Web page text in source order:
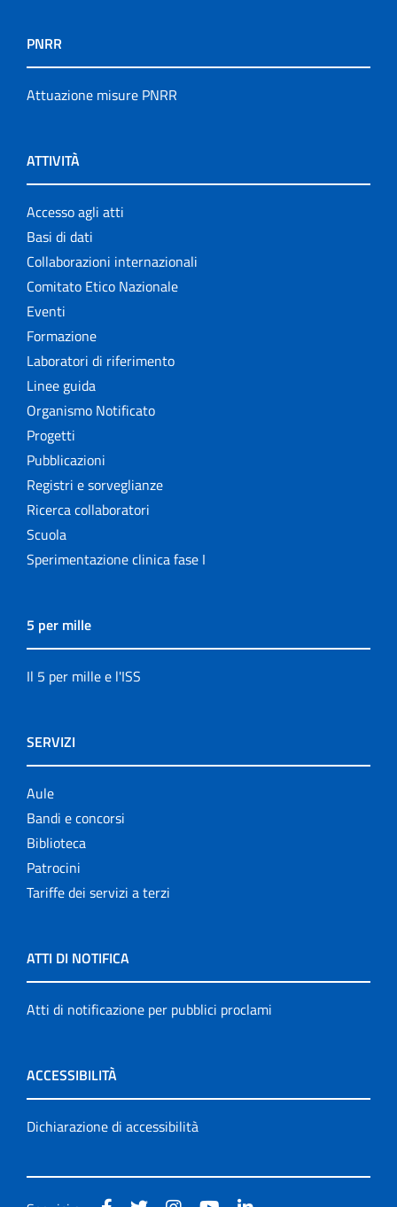
PNRR
Attuazione misure PNRR
ATTIVITÀ
Accesso agli atti
Basi di dati
Collaborazioni internazionali
Comitato Etico Nazionale
Eventi
Formazione
Laboratori di riferimento
Linee guida
Organismo Notificato
Progetti
Pubblicazioni
Registri e sorveglianze
Ricerca collaboratori
Scuola
Sperimentazione clinica fase I
5 per mille
Il 5 per mille e l'ISS
SERVIZI
Aule
Bandi e concorsi
Biblioteca
Patrocini
Tariffe dei servizi a terzi
ATTI DI NOTIFICA
Atti di notificazione per pubblici proclami
ACCESSIBILITÀ
Dichiarazione di accessibilità